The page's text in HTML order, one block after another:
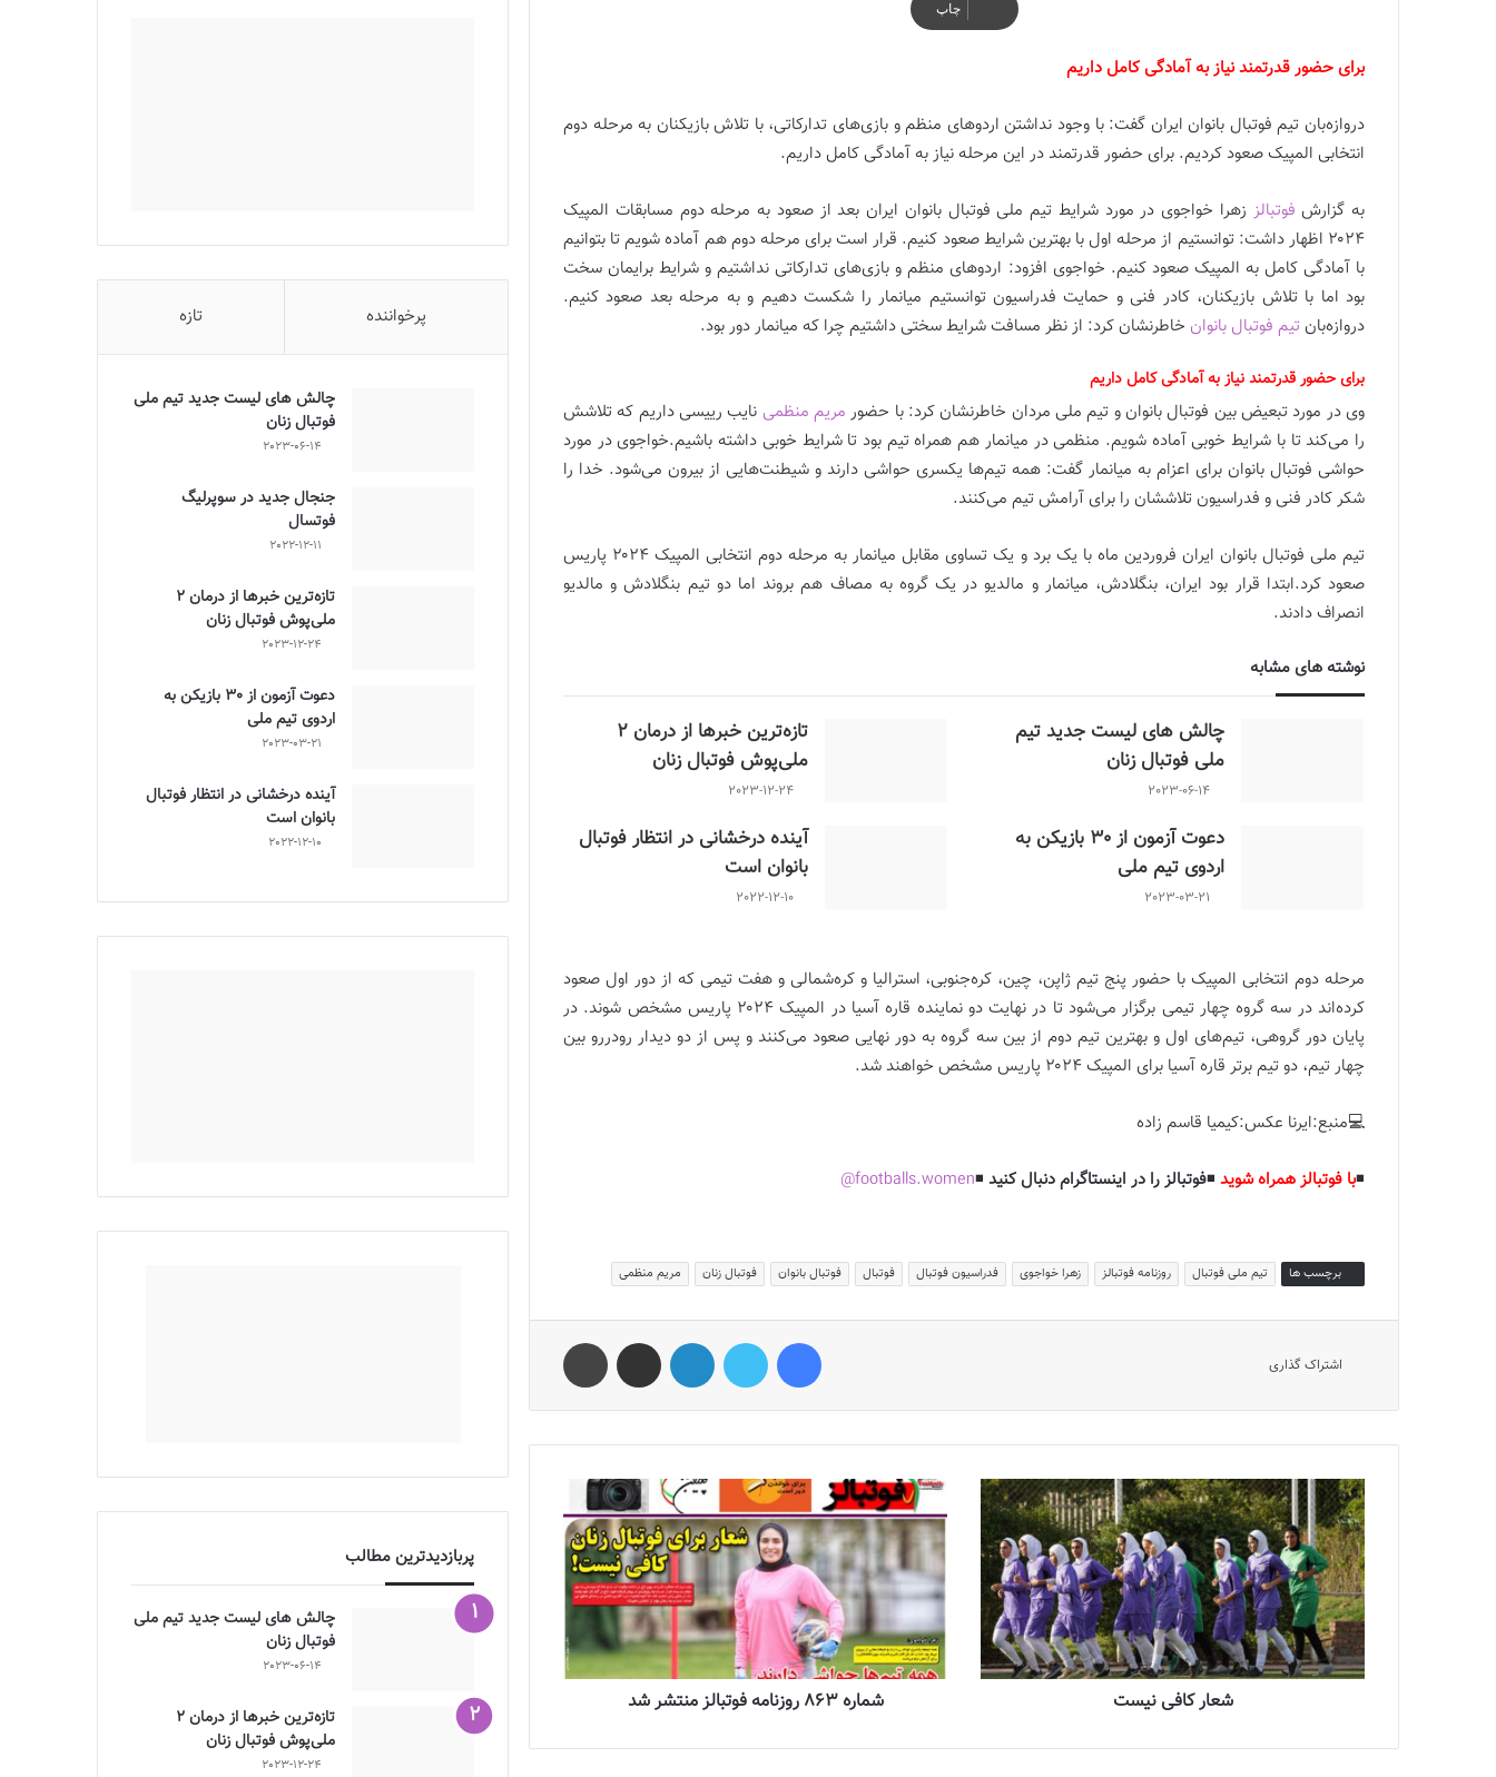
چاپ
برای حضور قدرتمند نیاز به آمادگی کامل داریم
دروازه‌بان تیم فوتبال بانوان ایران گفت: با وجود نداشتن اردوهای منظم و بازی‌های تدارکاتی، با تلاش بازیکنان به مرحله دوم
انتخابی المپیک صعود کردیم. برای حضور قدرتمند در این مرحله نیاز به آمادگی کامل داریم.
به گزارش فوتبالز زهرا خواجوی در مورد شرایط تیم ملی فوتبال بانوان ایران بعد از صعود به مرحله دوم مسابقات المپیک
۲۰۲۴ اظهار داشت: توانستیم از مرحله اول با بهترین شرایط صعود کنیم. قرار است برای مرحله دوم هم آماده شویم تا بتوانیم
با آمادگی کامل به المپیک صعود کنیم. خواجوی افزود:‌ اردوهای منظم و بازی‌های تدارکاتی نداشتیم و شرایط برایمان سخت
بود اما با تلاش بازیکنان، کادر فنی و حمایت فدراسیون توانستیم میانمار را شکست دهیم و به مرحله بعد صعود کنیم.
دروازه‌بانتیم فوتبال بانوان خاطرنشان کرد: از نظر مسافت شرایط سختی داشتیم چرا که میانمار دور بود.
برای حضور قدرتمند نیاز به آمادگی کامل داریم
وی در مورد تبعیض بین فوتبال بانوان و تیم ملی مردان خاطرنشان کرد: با حضور مریم منظمی نایب رییسی داریم که تلاشش
را می‌کند تا با شرایط خوبی آماده شویم. منظمی در میانمار هم همراه تیم بود تا شرایط خوبی داشته باشیم.خواجوی در مورد
حواشی فوتبال بانوان برای اعزام به میانمار گفت: همه تیم‌ها یکسری حواشی دارند و شیطنت‌هایی از بیرون می‌شود. خدا را
شکر کادر فنی و فدراسیون تلاششان را برای آرامش تیم می‌کنند.
تیم ملی فوتبال بانوان ایران فروردین ماه با یک برد و یک تساوی مقابل میانمار به مرحله دوم انتخابی المپیک ۲۰۲۴ پاریس
صعود کرد.ابتدا قرار بود ایران، بنگلادش، میانمار و مالدیو در یک گروه به مصاف هم بروند اما دو تیم بنگلادش و مالدیو
انصراف دادند.
نوشته های مشابه
چالش هاى ليست جدید تيم
ملى فوتبال زنان
2023-06-14
تازه‌ترین خبرها از درمان ۲
ملی‌پوش فوتبال زنان
2023-12-24
دعوت آزمون از 30 بازیکن به
اردوی تیم ملی
2023-03-21
آینده درخشانی در انتظار فوتبال
بانوان است
2022-12-10
مرحله دوم انتخابی المپیک با حضور پنج تیم ژاپن، چین، کره‌جنوبی، استرالیا و کره‌شمالی و هفت تیمی که از دور اول صعود
کرده‌اند در سه گروه چهار تیمی برگزار می‌شود تا در نهایت دو نماینده قاره آسیا در المپیک ۲۰۲۴ پاریس مشخص شوند. در
پایان دور گروهی، تیم‌های اول و بهترین تیم دوم از بین سه گروه به دور نهایی صعود می‌کنند و پس از دو دیدار رودررو بین
چهار تیم، دو تیم برتر قاره آسیا برای المپیک ۲۰۲۴ پاریس مشخص خواهند شد.
💻منبع:ایرنا عکس:کیمیا قاسم زاده
◾️با فوتبالز همراه شوید ◾️فوتبالز را در اینستاگرام دنبال کنید ◾️
footballs.women@
برچسب ها تیم ملی فوتبال روزنامه فوتبالز زهرا خواجوی فدراسیون فوتبال فوتبال فوتبال بانوان فوتبال زنان مریم منظمی
اشتراک گذاری
شعار کافی نیست شماره 863 روزنامه فوتبالز منتشر شد
پرخواننده تازه
چالش هاى ليست جدید تيم ملى
فوتبال زنان
2023-06-14
جنجال جدید در سوپرلیگ
فوتسال
2022-12-11
تازه‌ترین خبرها از درمان ۲
ملی‌پوش فوتبال زنان
2023-12-24
دعوت آزمون از 30 بازیکن به
اردوی تیم ملی
2023-03-21
آینده درخشانی در انتظار فوتبال
بانوان است
2022-12-10
پربازدیدترین مطالب
چالش هاى ليست جدید تيم ملى
فوتبال زنان
2023-06-14
تازه‌ترین خبرها از درمان ۲
ملی‌پوش فوتبال زنان
2023-12-24